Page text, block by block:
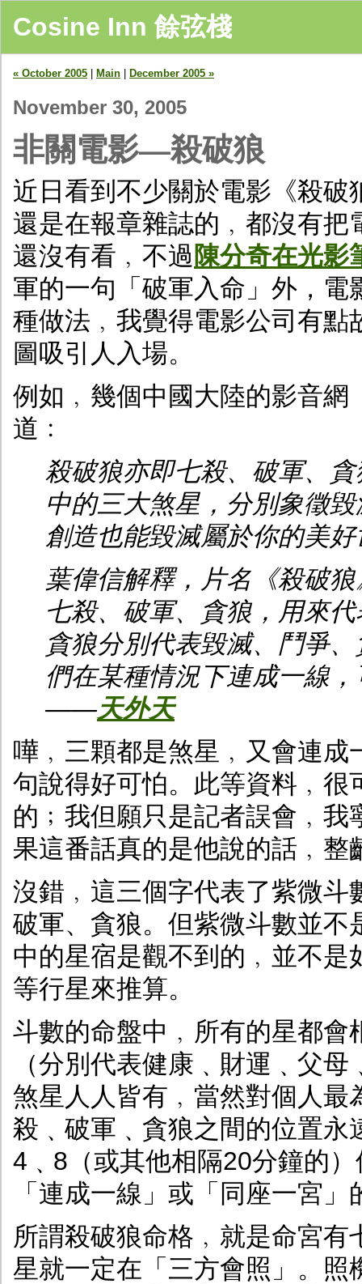
Cosine Inn 餘弦棧
« October 2005 Main December 2005 »
November 30, 2005
非關電影—殺破狼
近日看到不少關於電影《殺
還是在報章雜誌的﹐都沒有
還沒有看﹐不過 陳分奇在光影
軍的一句「破軍入命」外，
種做法﹐我覺得電影公司有
圖吸引人入場。
例如﹐幾個中國大陸的影音
道﹕
殺破狼亦即七殺、破軍、
中的三大煞星，分別象徵
創造也能毀滅屬於你的美
葉偉信解釋，片名《殺破
七殺、破軍、貪狼，用來
貪狼分別代表毀滅、鬥爭
們在某種情況下連成一線
——天外天
嘩﹐三顆都是煞星﹐又會連
句說得好可怕。此等資料﹐
的﹔我但願只是記者誤會﹐
果這番話真的是他說的話﹐
沒錯﹐這三個字代表了紫微
破軍、貪狼。但紫微斗數並
中的星宿是觀不到的﹐並不
等行星來推算。
斗數的命盤中﹐所有的星都
（分別代表健康﹑財運﹑父
煞星人人皆有﹐當然對個人
殺﹑破軍﹑貪狼之間的位置
4﹑8（或其他相隔20分鐘的
「連成一線」或「同座一宮」
所謂殺破狼命格﹐就是命宮
星就一定在「三方會照」。